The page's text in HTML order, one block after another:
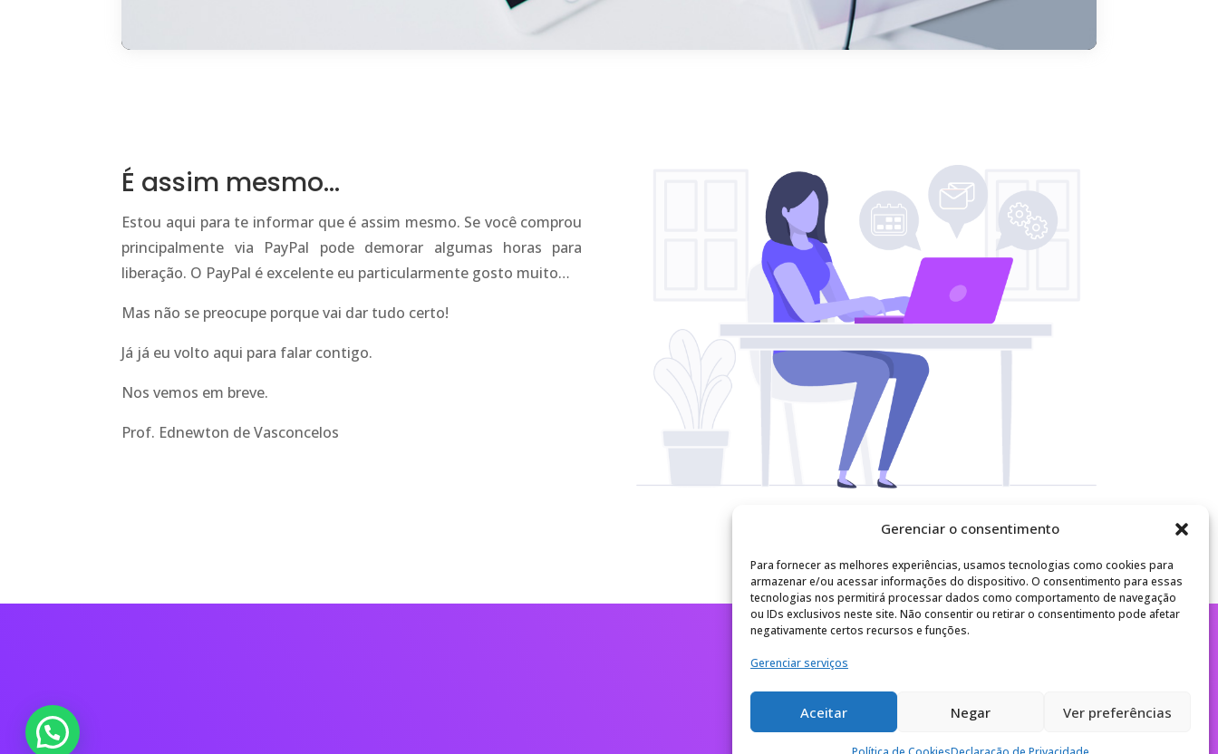
Gerenciar o consentimento
Para fornecer as melhores experiências, usamos tecnologias como cookies para
armazenar e/ou acessar informações do dispositivo. O consentimento para essas
tecnologias nos permitirá processar dados como comportamento de navegação
ou IDs exclusivos neste site. Não consentir ou retirar o consentimento pode afetar
negativamente certos recursos e funções.
Gerenciar serviços
Aceitar Negar Ver preferências
É assim mesmo…
Estou aqui para te informar que é assim mesmo. Se você comprou
principalmente via PayPal pode demorar algumas horas para
liberação. O PayPal é excelente eu particularmente gosto muito…
Mas não se preocupe porque vai dar tudo certo!
Já já eu volto aqui para falar contigo.
Nos vemos em breve.
Prof. Ednewton de Vasconcelos